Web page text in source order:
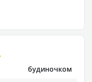
будиночком